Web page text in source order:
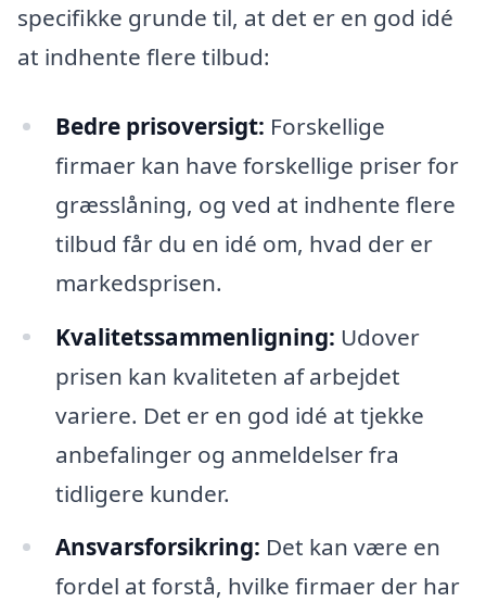
specifikke grunde til, at det er en god idé
at indhente flere tilbud:
Bedre prisoversigt: Forskellige
firmaer kan have forskellige priser for
græsslåning, og ved at indhente flere
tilbud får du en idé om, hvad der er
markedsprisen.
Kvalitetssammenligning: Udover
prisen kan kvaliteten af arbejdet
variere. Det er en god idé at tjekke
anbefalinger og anmeldelser fra
tidligere kunder.
Ansvarsforsikring: Det kan være en
fordel at forstå, hvilke firmaer der har